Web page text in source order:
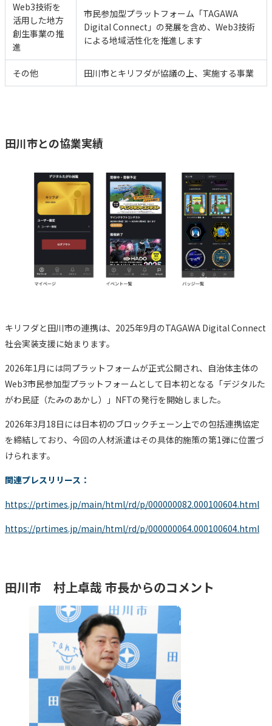
Web3技術を
活用した地方
創生事業の推
進
市民参加型プラットフォーム「TAGAWA
Digital Connect」の発展を含め、Web3技術
による地域活性化を推進します
その他 田川市とキリフダが協議の上、実施する事業
田川市との協業実績
キリフダと田川市の連携は、2025年9月のTAGAWA Digital Connect
社会実装支援に始まります。
2026年1月には同プラットフォームが正式公開され、自治体主体の
Web3市民参加型プラットフォームとして日本初となる「デジタルた
がわ民証（たみのあかし）」NFTの発行を開始しました。
2026年3月18日には日本初のブロックチェーン上での包括連携協定
を締結しており、今回の人材派遣はその具体的施策の第1弾に位置づ
けられます。
関連プレスリリース：
https://prtimes.jp/main/html/rd/p/000000082.000100604.html
https://prtimes.jp/main/html/rd/p/000000064.000100604.html
田川市 村上卓哉 市長からのコメント